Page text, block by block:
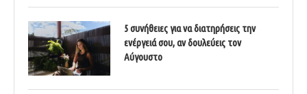
5 συνήθειες για να διατηρήσεις την
ενέργειά σου, αν δουλεύεις τον
Αύγουστο